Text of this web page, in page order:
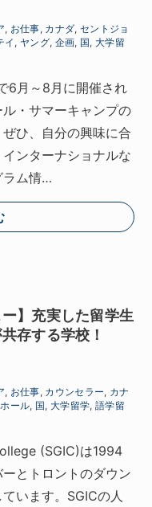
, お仕事, カナダ, セントジョ
イ, ヤング, 企画, 国, 大学留
6月～8月に開催され
・サマーキャンプの
ひ、自分の興味に合
ンターナショナルな
ラム情…
】充実した留学生
存する学校！
, お仕事, カウンセラー, カナ
ホール, 国, 大学留学, 語学留
(SGIC)は1994
とトロントのダウン
います。SGICの人